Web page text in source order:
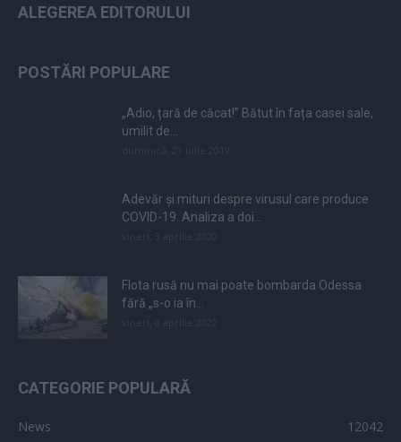
ALEGEREA EDITORULUI
POSTĂRI POPULARE
„Adio, țară de căcat!” Bătut în fața casei sale,
umilit de...
Adevăr și mituri despre virusul care produce
COVID-19. Analiza a doi...
Flota rusă nu mai poate bombarda Odessa
fără „s-o ia în...
CATEGORIE POPULARĂ
News
12042